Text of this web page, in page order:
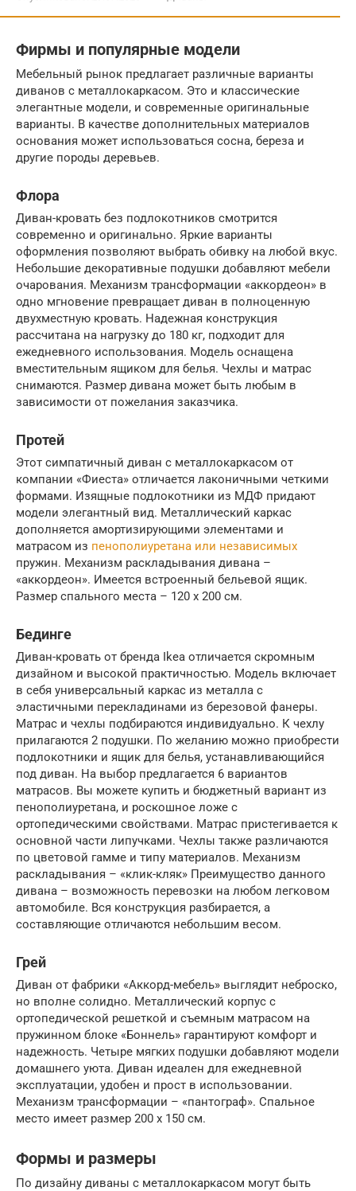
Фирмы и популярные модели
Мебельный рынок предлагает различные варианты
диванов с металлокаркасом. Это и классические
элегантные модели, и современные оригинальные
варианты. В качестве дополнительных материалов
основания может использоваться сосна, береза и
другие породы деревьев.
Флора
Диван-кровать без подлокотников смотрится
современно и оригинально. Яркие варианты
оформления позволяют выбрать обивку на любой вкус.
Небольшие декоративные подушки добавляют мебели
очарования. Механизм трансформации «аккордеон» в
одно мгновение превращает диван в полноценную
двухместную кровать. Надежная конструкция
рассчитана на нагрузку до 180 кг, подходит для
ежедневного использования. Модель оснащена
вместительным ящиком для белья. Чехлы и матрас
снимаются. Размер дивана может быть любым в
зависимости от пожелания заказчика.
Протей
Этот симпатичный диван с металлокаркасом от
компании «Фиеста» отличается лаконичными четкими
формами. Изящные подлокотники из МДФ придают
модели элегантный вид. Металлический каркас
дополняется амортизирующими элементами и
матрасом из пенополиуретана или независимых
пружин. Механизм раскладывания дивана –
«аккордеон». Имеется встроенный бельевой ящик.
Размер спального места – 120 х 200 см.
Бединге
Диван-кровать от бренда Ikea отличается скромным
дизайном и высокой практичностью. Модель включает
в себя универсальный каркас из металла с
эластичными перекладинами из березовой фанеры.
Матрас и чехлы подбираются индивидуально. К чехлу
прилагаются 2 подушки. По желанию можно приобрести
подлокотники и ящик для белья, устанавливающийся
под диван. На выбор предлагается 6 вариантов
матрасов. Вы можете купить и бюджетный вариант из
пенополиуретана, и роскошное ложе с
ортопедическими свойствами. Матрас пристегивается к
основной части липучками. Чехлы также различаются
по цветовой гамме и типу материалов. Механизм
раскладывания – «клик-кляк» Преимущество данного
дивана – возможность перевозки на любом легковом
автомобиле. Вся конструкция разбирается, а
составляющие отличаются небольшим весом.
Грей
Диван от фабрики «Аккорд-мебель» выглядит неброско,
но вполне солидно. Металлический корпус с
ортопедической решеткой и съемным матрасом на
пружинном блоке «Боннель» гарантируют комфорт и
надежность. Четыре мягких подушки добавляют модели
домашнего уюта. Диван идеален для ежедневной
эксплуатации, удобен и прост в использовании.
Механизм трансформации – «пантограф». Спальное
место имеет размер 200 х 150 см.
Формы и размеры
По дизайну диваны с металлокаркасом могут быть